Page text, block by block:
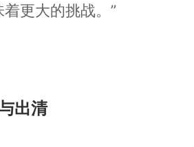
更大的挑战。”
出清